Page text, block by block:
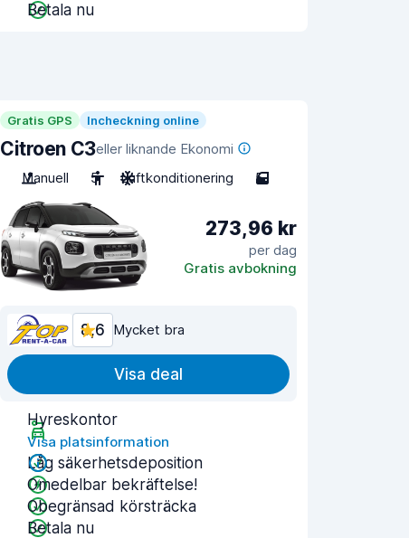
Betala nu
Gratis GPS Incheckning online
Citroen C3eller liknande Ekonomi
Manuell
5 Luftkonditionering 5
273,96 kr
per dag
Gratis avbokning
8,6 Mycket bra
Visa deal
Hyreskontor
Visa platsinformation
Låg säkerhetsdeposition
Omedelbar bekräftelse!
Obegränsad körsträcka
Betala nu